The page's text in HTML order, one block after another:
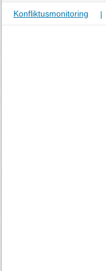
Konfliktusmonitoring |